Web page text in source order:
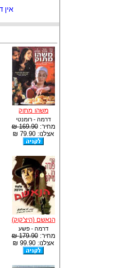
אין
משהו מתוק
דרמה - רומנטי
מחיר:169.90 ₪
אצלנו: 79.90 ₪
הנאשם (היצ'קוק)
דרמה - פשע
מחיר:179.90 ₪
אצלנו: 99.90 ₪